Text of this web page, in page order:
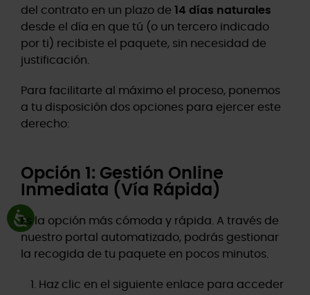
del contrato en un plazo de 14 días naturales
desde el día en que tú (o un tercero indicado
por ti) recibiste el paquete, sin necesidad de
justificación.
Para facilitarte al máximo el proceso, ponemos
a tu disposición dos opciones para ejercer este
derecho:
Opción 1: Gestión Online
Inmediata (Vía Rápida)
Es la opción más cómoda y rápida. A través de
nuestro portal automatizado, podrás gestionar
la recogida de tu paquete en pocos minutos.
Haz clic en el siguiente enlace para acceder